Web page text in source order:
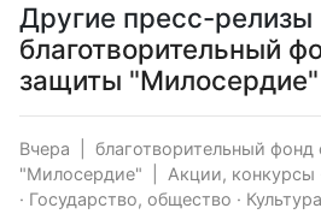
Другие пресс-релизы
благотворительный
защиты "Милосердие"
Вчера
благотворительный
"Милосердие"
Акции, конкурсы
· Государство, общество ·